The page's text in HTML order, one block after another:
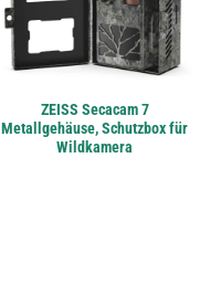
ZEISS Secacam 7
Metallgehäuse, Schutzbox für
Wildkamera